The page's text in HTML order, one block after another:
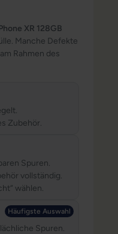
XR 128GB
Manche Defekte
Rahmen des
Zubehör.
Spuren.
vollständig.
wählen.
Häufigste Auswahl Häufigste
Spuren.